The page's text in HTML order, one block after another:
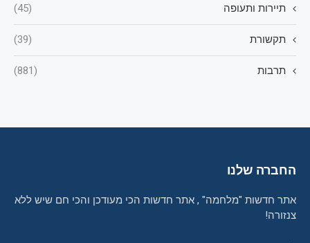
תיירות ותעופה (45)
תקשורת (39)
תרבות (881)
החברה שלנו
אתר חדשות "מלחמה" , אתר חדשות הכי מעודכן והכי חם שיש ללא
צנזורה!